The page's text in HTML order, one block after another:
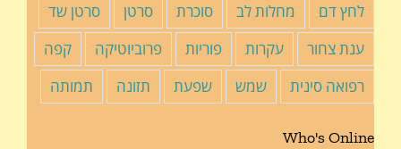
לחץ דם
מחלות לב סוכרת סרטן
סרטן שד
ענת צחור
עקרות פוריות פרוביוטיקה
קפה
רפואה סינית
שמש שפעת תזונה תמותה
Who's Online